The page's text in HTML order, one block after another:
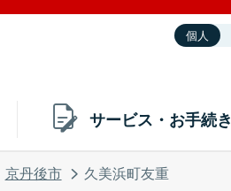
個人
サービス・お手続き
京丹後市 久美浜町友重